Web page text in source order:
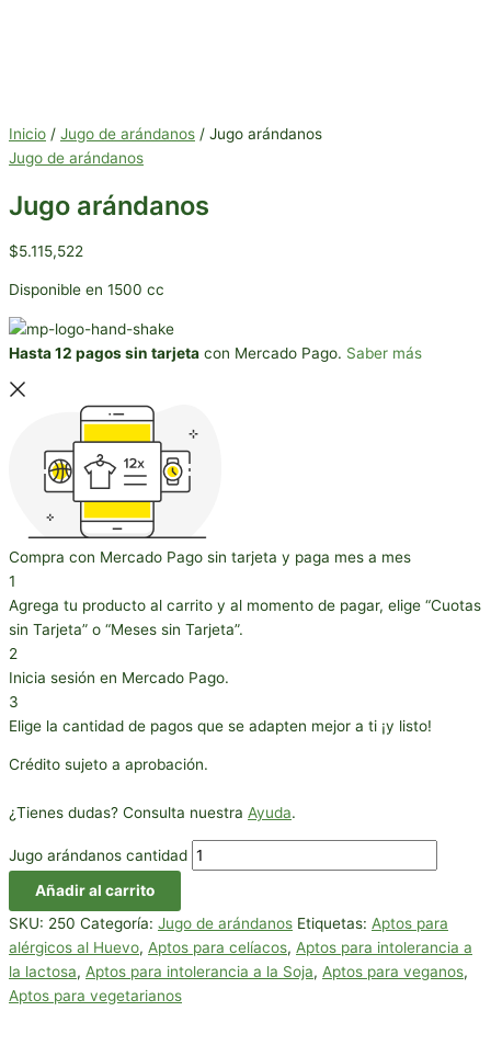
Inicio / Jugo de arándanos / Jugo arándanos
Jugo de arándanos
Jugo arándanos
$5.115,522
Disponible en 1500 cc
Hasta 12 pagos sin tarjeta con Mercado Pago. Saber más
Compra con Mercado Pago sin tarjeta y paga mes a mes
1
Agrega tu producto al carrito y al momento de pagar, elige “Cuotas
sin Tarjeta” o “Meses sin Tarjeta”.
2
Inicia sesión en Mercado Pago.
3
Elige la cantidad de pagos que se adapten mejor a ti ¡y listo!
Crédito sujeto a aprobación.
¿Tienes dudas? Consulta nuestra Ayuda.
Jugo arándanos cantidad
Añadir al carrito
SKU: 250 Categoría: Jugo de arándanos Etiquetas: Aptos para
alérgicos al Huevo, Aptos para celíacos, Aptos para intolerancia a
la lactosa, Aptos para intolerancia a la Soja, Aptos para veganos,
Aptos para vegetarianos